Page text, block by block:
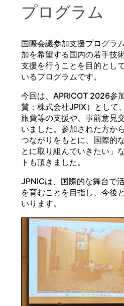
プログラム
国際会議参加支援プログラ
加を希望する国内の若手技
支援を行うことを目的とし
いるプログラムです。
今回は、APRICOT 2026参
賛：株式会社JPIX）として
旅費等の支援や、事前意見
いました。参加された方か
つながりをもとに、国際的
とに取り組んでいきたい」
トも頂きました。
JPNICは、国際的な舞台で
を育むことを目指し、今後
いります。